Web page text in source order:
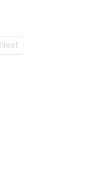
Next